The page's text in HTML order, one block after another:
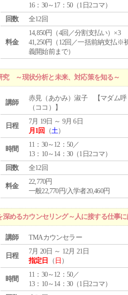
16：30～17：50（1日2コマ）
回数
全12回
料金
14,850円（4回／分割支払い）×3
41,250円（12回／一括前納支払※
義開始前まで）
究 ～現状分析と未来、対応策を知る～
講師
赤見（あかみ）淑子 【マダム呼
（ココ）】
日程
7月 19日 ～ 9月 6日
月1回
（土）
時間
11：30～12：50／
13：10～14：30（1日2コマ）
回数
全12回
料金
22,770円
一般22,770円/入学者20,460円
めるカウンセリング～人に接する仕事
講師 TMAカウンセラー
日程
7月 20日 ～ 12月 21日
指定日
（ 日 ）
時間
11：30～12：50／
13：10～14：30（1日2コマ）